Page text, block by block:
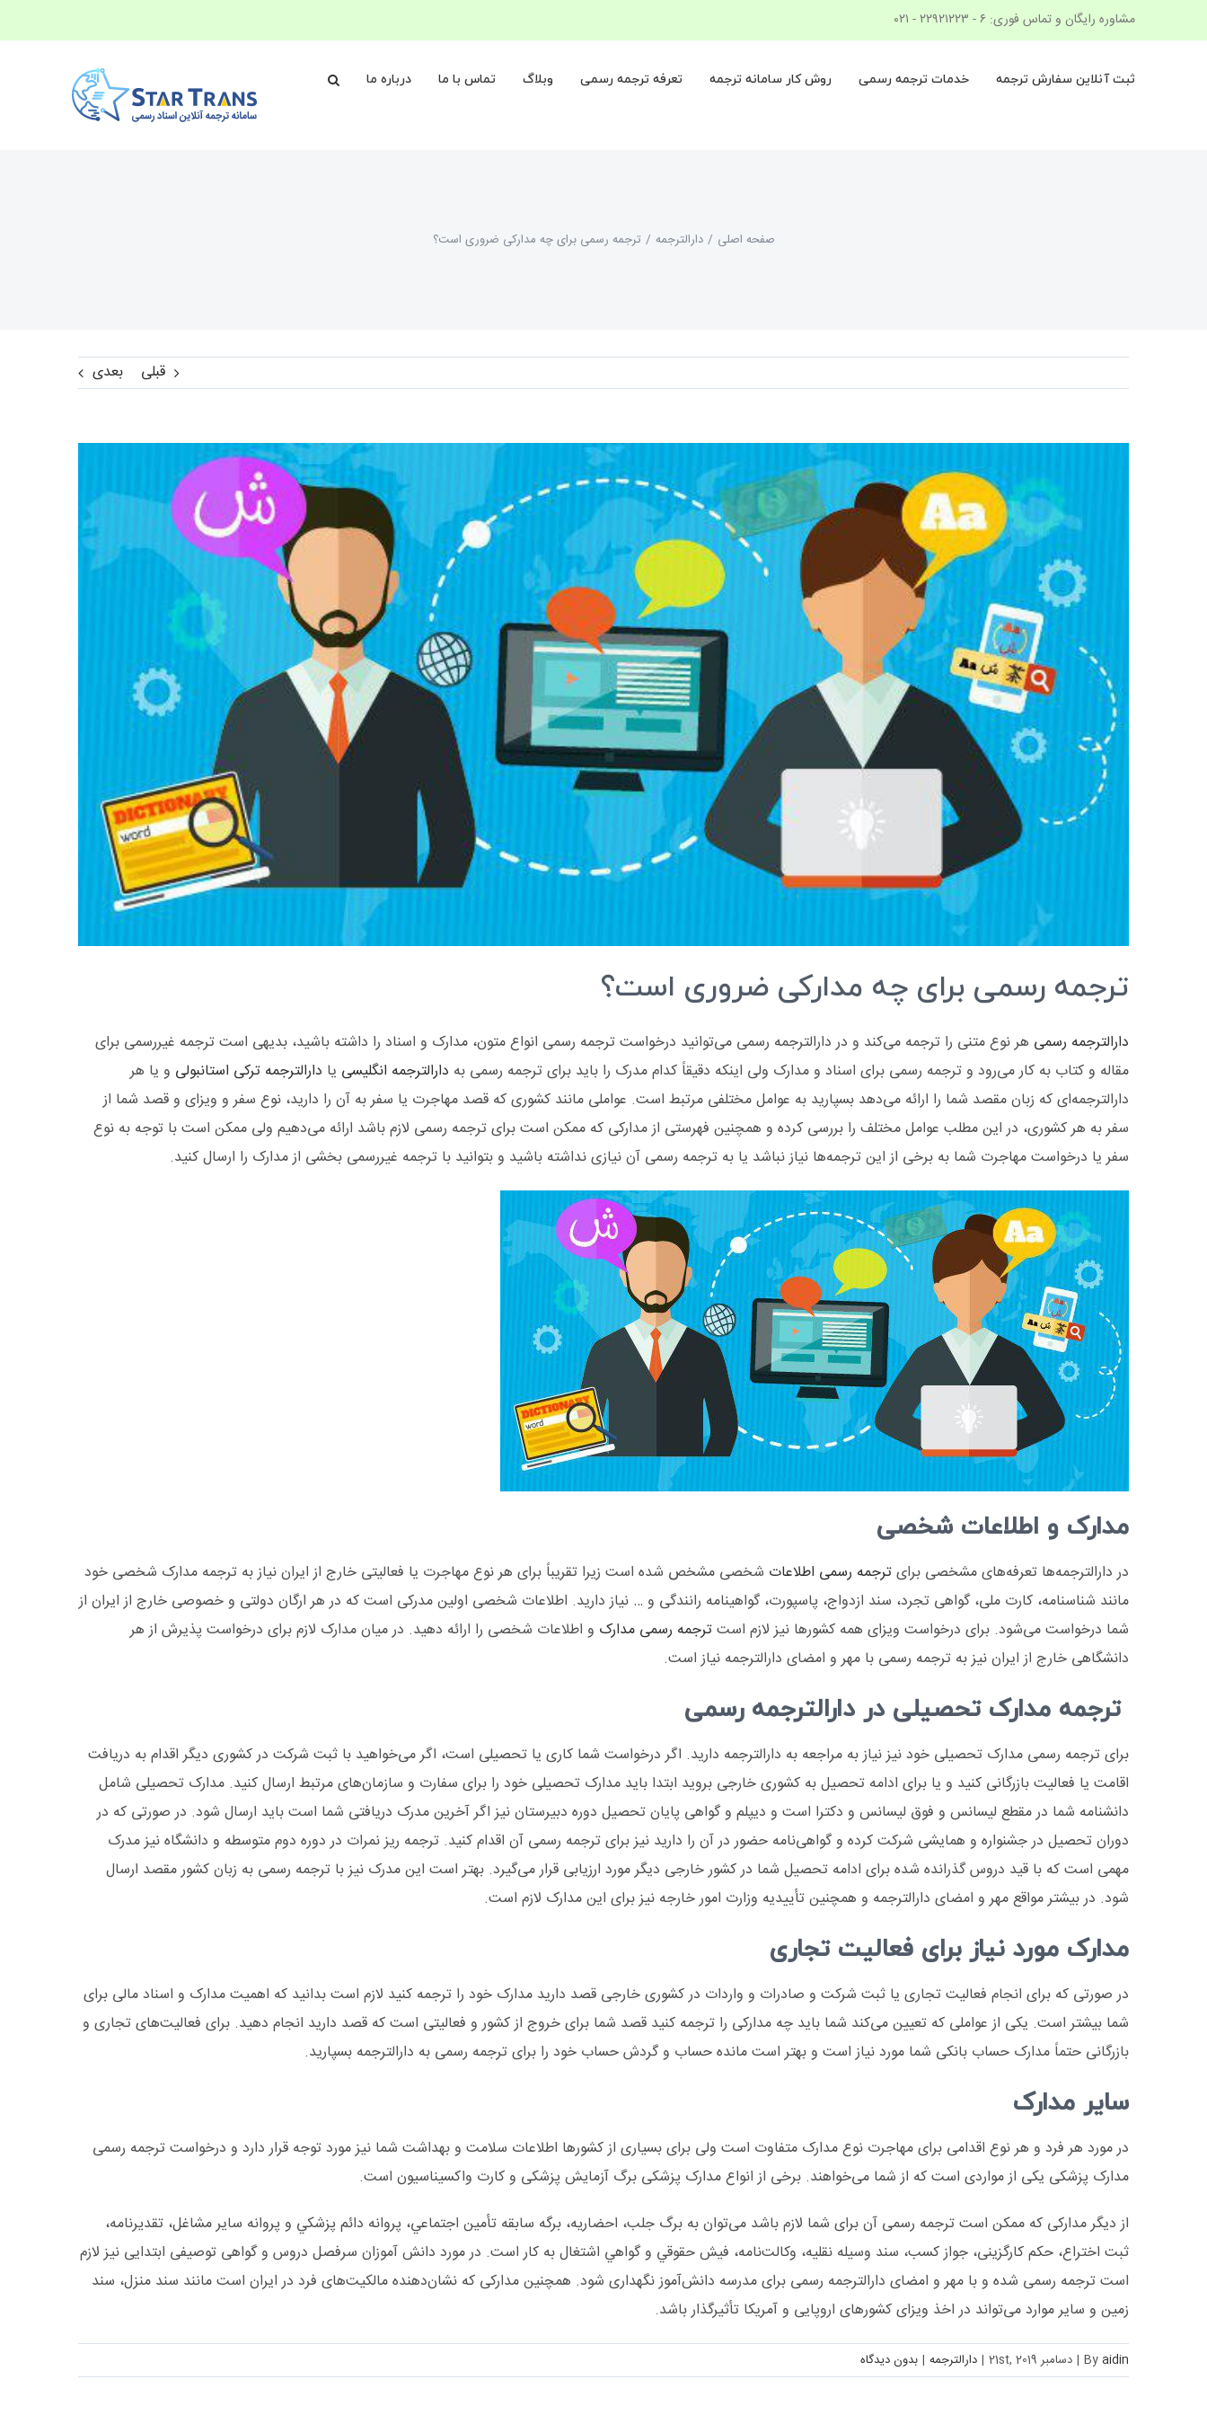
to
مشاوره رایگان و تماس فوری: ۶ - ۲۲۹۲۱۲۲۳ - ۰۲۱
ثبت آنلاین سفارش ترجمه خدمات ترجمه رسمی روش کار سامانه ترجمه تعرفه ترجمه رسمی وبلاگ تماس با ما درباره ما
صفحه اصلی / دارالترجمه / ترجمه رسمی برای چه مدارکی ضروری است؟
قبلی بعدی
ترجمه رسمی برای چه مدارکی ضروری است؟
دارالترجمه رسمی هر نوع متنی را ترجمه می‌کند و در دارالترجمه رسمی می‌توانید درخواست ترجمه رسمی انواع متون، مدارک و اسناد را داشته باشید، بدیهی است ترجمه غیررسمی برای
مقاله و کتاب به کار می‌رود و ترجمه رسمی برای اسناد و مدارک ولی اینکه دقیقاً کدام مدرک را باید برای ترجمه رسمی به دارالترجمه انگلیسی یا دارالترجمه ترکی استانبولی و یا هر
دارالترجمه‌ای که زبان مقصد شما را ارائه می‌دهد بسپارید به عوامل مختلفی مرتبط است. عواملی مانند کشوری که قصد مهاجرت یا سفر به آن را دارید، نوع سفر و ویزای و قصد شما از
سفر به هر کشوری، در این مطلب عوامل مختلف را بررسی کرده و همچنین فهرستی از مدارکی که ممکن است برای ترجمه رسمی لازم باشد ارائه می‌دهیم ولی ممکن است با توجه به نوع
سفر یا درخواست مهاجرت شما به برخی از این ترجمه‌ها نیاز نباشد یا به ترجمه رسمی آن نیازی نداشته باشید و بتوانید با ترجمه غیررسمی بخشی از مدارک را ارسال کنید.
مدارک و اطلاعات شخصی
در دارالترجمه‌ها تعرفه‌های مشخصی برایترجمه رسمی اطلاعات شخصی مشخص شده است زیرا تقریباً برای هر نوع مهاجرت یا فعالیتی خارج از ایران نیاز به ترجمه مدارک شخصی خود
مانند شناسنامه، کارت ملی، گواهی تجرد، سند ازدواج، پاسپورت، گواهینامه رانندگی و … نیاز دارید. اطلاعات شخصی اولین مدرکی است که در هر ارگان دولتی و خصوصی خارج از ایران از
شما درخواست می‌شود. برای درخواست ویزای همه کشورها نیز لازم استترجمه رسمی مدارک و اطلاعات شخصی را ارائه دهید. در میان مدارک لازم برای درخواست پذیرش از هر
دانشگاهی خارج از ایران نیز به ترجمه رسمی با مهر و امضای دارالترجمه نیاز است.
ترجمه مدارک تحصیلی در دارالترجمه رسمی
برای ترجمه رسمی مدارک تحصیلی خود نیز نیاز به مراجعه به دارالترجمه دارید. اگر درخواست شما کاری یا تحصیلی است، اگر می‌خواهید با ثبت شرکت در کشوری دیگر اقدام به دریافت
اقامت یا فعالیت بازرگانی کنید و یا برای ادامه تحصیل به کشوری خارجی بروید ابتدا باید مدارک تحصیلی خود را برای سفارت و سازمان‌های مرتبط ارسال کنید. مدارک تحصیلی شامل
دانشنامه شما در مقطع لیسانس و فوق لیسانس و دکترا است و دیپلم و گواهی پایان تحصیل دوره دبیرستان نیز اگر آخرین مدرک دریافتی شما است باید ارسال شود. در صورتی که در
دوران تحصیل در جشنواره و همایشی شرکت کرده و گواهی‌نامه حضور در آن را دارید نیز برای ترجمه رسمی آن اقدام کنید. ترجمه ریز نمرات در دوره دوم متوسطه و دانشگاه نیز مدرک
مهمی است که با قید دروس گذرانده شده برای ادامه تحصیل شما در کشور خارجی دیگر مورد ارزیابی قرار می‌گیرد. بهتر است این مدرک نیز با ترجمه رسمی به زبان کشور مقصد ارسال
شود. در بیشتر مواقع مهر و امضای دارالترجمه و همچنین تأییدیه وزارت امور خارجه نیز برای این مدارک لازم است.
مدارک مورد نیاز برای فعالیت تجاری
در صورتی که برای انجام فعالیت تجاری یا ثبت شرکت و صادرات و واردات در کشوری خارجی قصد دارید مدارک خود را ترجمه کنید لازم است بدانید که اهمیت مدارک و اسناد مالی برای
شما بیشتر است. یکی از عواملی که تعیین می‌کند شما باید چه مدارکی را ترجمه کنید قصد شما برای خروج از کشور و فعالیتی است که قصد دارید انجام دهید. برای فعالیت‌های تجاری و
بازرگانی حتماً مدارک حساب بانکی شما مورد نیاز است و بهتر است مانده حساب و گردش حساب خود را برای ترجمه رسمی به دارالترجمه بسپارید.
سایر مدارک
در مورد هر فرد و هر نوع اقدامی برای مهاجرت نوع مدارک متفاوت است ولی برای بسیاری از کشورها اطلاعات سلامت و بهداشت شما نیز مورد توجه قرار دارد و درخواست ترجمه رسمی
مدارک پزشکی یکی از مواردی است که از شما می‌خواهند. برخی از انواع مدارک پزشکی برگ آزمايش پزشکی و کارت واکسيناسيون است.
از دیگر مدارکی که ممکن است ترجمه رسمی آن برای شما لازم باشد می‌توان به برگ جلب، احضاريه، برگه سابقه تأمین اجتماعي، پروانه دائم پزشکي و پروانه سایر مشاغل، تقديرنامه،
ثبت اختراع، حکم کارگزینی، جواز کسب، سند وسیله نقليه، وکالت‌نامه، فيش حقوقي و گواهي اشتغال به کار است. در مورد دانش آموزان سرفصل دروس و گواهی توصیفی ابتدایی نیز لازم
است ترجمه رسمی شده و با مهر و امضای دارالترجمه رسمی برای مدرسه دانش‌آموز نگهداری شود. همچنین مدارکی که نشان‌دهنده مالکیت‌های فرد در ایران است مانند سند منزل، سند
زمین و سایر موارد می‌تواند در اخذ ویزای کشورهای اروپایی و آمریکا تأثیرگذار باشد.
Byaidin
| دسامبر 21st, 2019 | دارالترجمه | بدون ديدگاه